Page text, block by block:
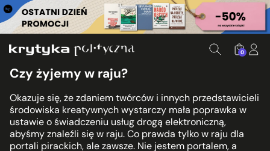
0
Czy żyjemy w raju?
Okazuje się, że zdaniem twórców i innych przedstawicieli
środowiska kreatywnych wystarczy mała poprawka w
ustawie o świadczeniu usług drogą elektroniczną,
abyśmy znaleźli się w raju. Co prawda tylko w raju dla
portali pirackich, ale zawsze. Nie jestem portalem, a